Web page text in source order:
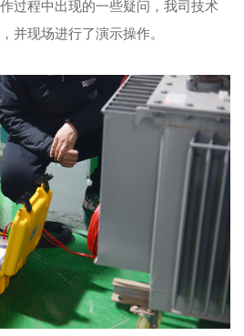
过程中出现的一些疑问，我司技术
并现场进行了演示操作。